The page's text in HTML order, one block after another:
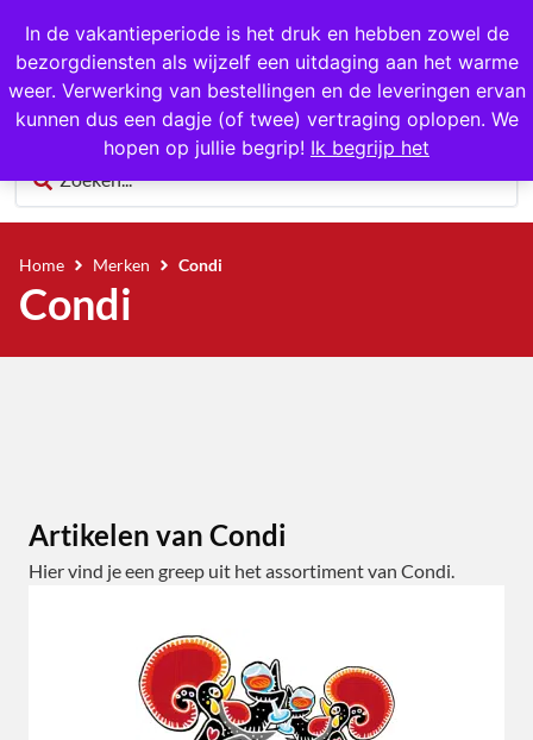
In de vakantieperiode is het druk en hebben zowel de
bezorgdiensten als wijzelf een uitdaging aan het warme
weer. Verwerking van bestellingen en de leveringen ervan
kunnen dus een dagje (of twee) vertraging oplopen. We
hopen op jullie begrip! Ik begrijp het
1000+ producten op voorraad
0
Home Merken Condi
Condi
Artikelen van Condi
Hier vind je een greep uit het assortiment van Condi.